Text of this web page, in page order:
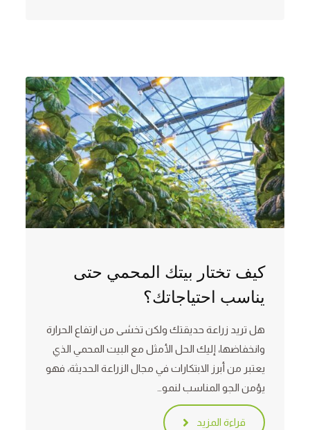
كيف تختار بيتك المحمي حتى
يناسب احتياجاتك؟
هل تريد زراعة حديقتك ولكن تخشى من ارتفاع الحرارة
وانخفاضها، إليك الحل الأمثل مع البيت المحمي الذي
يعتبر من أبرز الابتكارات في مجال الزراعة الحديثة، فهو
يؤمن الجو المناسب لنمو…
قراءة المزيد